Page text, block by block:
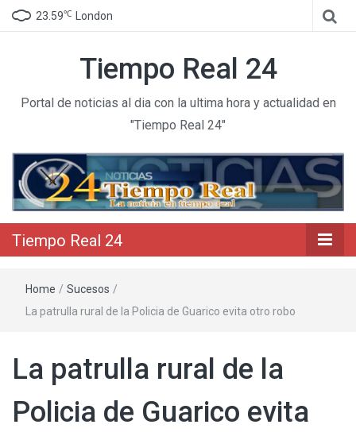
23.59℃ London
Tiempo Real 24
Portal de noticias al dia con la ultima hora y actualidad en
"Tiempo Real 24"
Tiempo Real 24
Home / Sucesos /
La patrulla rural de la Policia de Guarico evita otro robo
La patrulla rural de la
Policia de Guarico evita